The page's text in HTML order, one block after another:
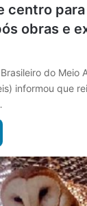
centro
obras e
do Meio
informou que